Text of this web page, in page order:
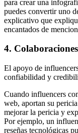
para crear una
puedes convertir uno
explicativo que
encantados de
4.
El apoyo de
confiabilidad y
Cuando influencers
web, aportan su
mejorar la pericia y
Por ejemplo, un
reseñas tecnológicas